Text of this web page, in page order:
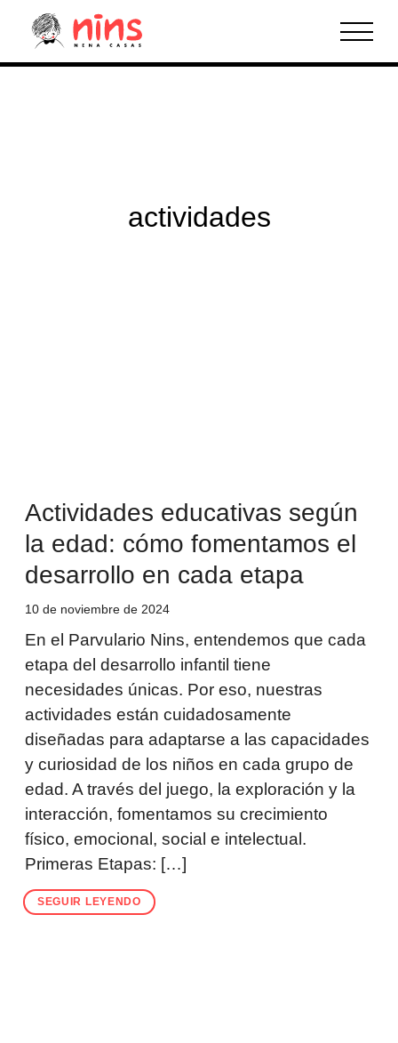
actividades
Actividades educativas según
la edad: cómo fomentamos el
desarrollo en cada etapa
10 de noviembre de 2024
En el Parvulario Nins, entendemos que cada
etapa del desarrollo infantil tiene
necesidades únicas. Por eso, nuestras
actividades están cuidadosamente
diseñadas para adaptarse a las capacidades
y curiosidad de los niños en cada grupo de
edad. A través del juego, la exploración y la
interacción, fomentamos su crecimiento
físico, emocional, social e intelectual.
Primeras Etapas: […]
SEGUIR LEYENDO